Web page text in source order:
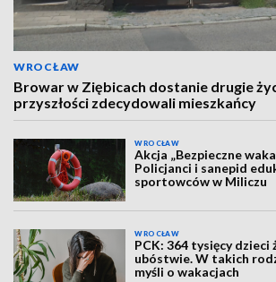
WROCŁAW
Browar w Ziębicach dostanie drugie
przyszłości zdecydowali mieszkańcy
WROCŁAW
Akcja „Bezpieczne
Policjanci i sanepid
sportowców w Miliczu
WROCŁAW
PCK: 364 tysięcy dzieci
ubóstwie. W takich
myśli o wakacjach